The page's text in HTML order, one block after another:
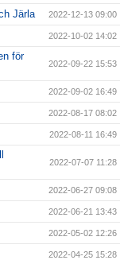
Järla 2022-12-13 09:00
2022-10-02 14:02
för
2022-09-22 15:53
2022-09-02 16:49
2022-08-17 08:02
2022-08-11 16:49
2022-07-07 11:28
2022-06-27 09:08
2022-06-21 13:43
2022-05-02 12:26
2022-04-25 15:28